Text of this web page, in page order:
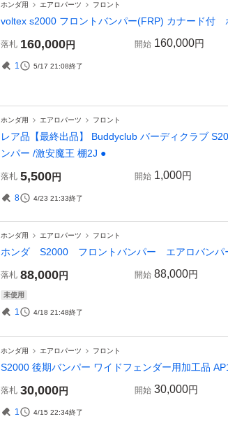
ホンダ用 エアロパーツ フロント
voltex s2000 フロントバンパー(FRP) カナード付
落札 160,000円 開始 160,000円
1 5/17 21:08終了
ホンダ用 エアロパーツ フロント
レア品【最終出品】 Buddyclub バーディクラブ
ンパー /激安魔王 棚2J ●
落札 5,500円 開始 1,000円
8 4/23 21:33終了
ホンダ用 エアロパーツ フロント
ホンダ S2000 フロントバンパー エアロバン
落札 88,000円 開始 88,000円
未使用
1 4/18 21:48終了
ホンダ用 エアロパーツ フロント
S2000 後期バンパー ワイドフェンダー用加工品
落札 30,000円 開始 30,000円
1 4/15 22:34終了